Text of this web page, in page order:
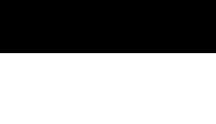
$200.000